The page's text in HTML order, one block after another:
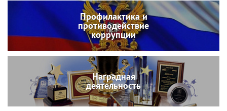
Профилактика и
противодействие
коррупции
Наградная
деятельность